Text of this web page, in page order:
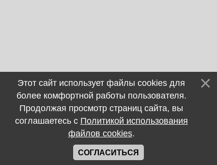
Этот сайт использует файлы cookies для
более комфортной работы пользователя.
Продолжая просмотр страниц сайта, вы
соглашаетесь с Политикой использования
файлов cookies.
СОГЛАСИТЬСЯ